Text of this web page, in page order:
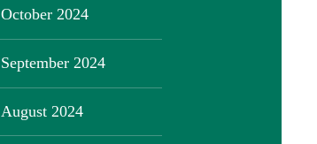
October 2024
September 2024
August 2024